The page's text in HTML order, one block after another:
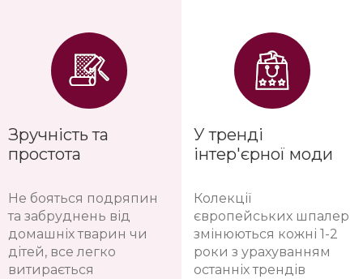
Зручність та
простота
Не бояться подряпин
та забруднень від
домашніх тварин чи
дітей, все легко
витирається
У тренді
інтер'єрної моди
Колекції
європейських шпалер
змінюються кожні 1-2
роки з урахуванням
останніх трендів